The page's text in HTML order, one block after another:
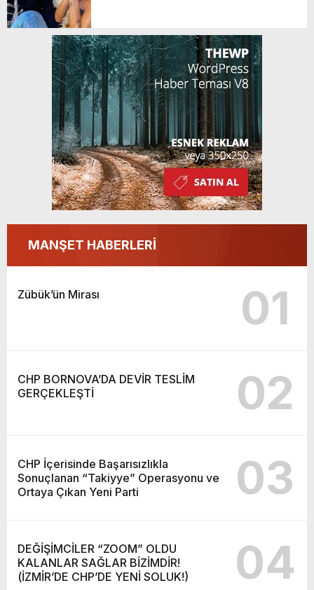
GERÇEKLEŞTİ
MANŞET HABERLERİ
Zübük’ün Mirası 01
CHP BORNOVA’DA DEVİR TESLİM
GERÇEKLEŞTİ
02
CHP İçerisinde Başarısızlıkla
Sonuçlanan “Takiyye” Operasyonu ve
Ortaya Çıkan Yeni Parti
03
DEĞİŞİMCİLER “ZOOM” OLDU
KALANLAR SAĞLAR BİZİMDİR!
(İZMİR’DE CHP’DE YENİ SOLUK!)
04